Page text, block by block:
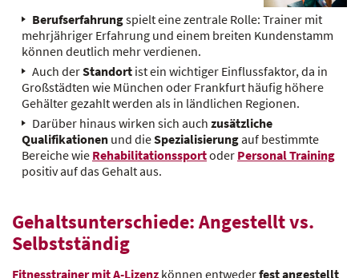
Berufserfahrungspielt eine zentrale Rolle: Trainer mit
mehrjähriger Erfahrung und einem breiten Kundenstamm
können deutlich mehr verdienen.
Auch derStandort ist ein wichtiger Einflussfaktor, da in
Großstädten wie München oder Frankfurt häufig höhere
Gehälter gezahlt werden als in ländlichen Regionen.
Darüber hinaus wirken sich auch zusätzliche
Qualifikationen und dieSpezialisierungauf bestimmte
Bereiche wie Rehabilitationssportoder Personal Training
positiv auf das Gehalt aus.
Gehaltsunterschiede: Angestellt vs.
Selbstständig
Fitnesstrainer mit A-Lizenz können entwederfest angestellt